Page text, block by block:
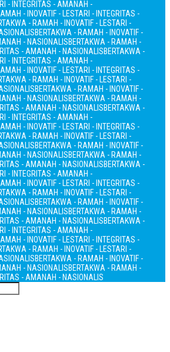
- INTEGRITAS - AMANAH -
- INOVATIF - LESTARI - INTEGRITAS -
- RAMAH - INOVATIF - LESTARI -
BERTAKWA - RAMAH - INOVATIF -
- NASIONALISBERTAKWA - RAMAH -
- AMANAH - NASIONALISBERTAKWA -
- INTEGRITAS - AMANAH -
- INOVATIF - LESTARI - INTEGRITAS -
- RAMAH - INOVATIF - LESTARI -
BERTAKWA - RAMAH - INOVATIF -
- NASIONALISBERTAKWA - RAMAH -
- AMANAH - NASIONALISBERTAKWA -
- INTEGRITAS - AMANAH -
- INOVATIF - LESTARI - INTEGRITAS -
- RAMAH - INOVATIF - LESTARI -
BERTAKWA - RAMAH - INOVATIF -
- NASIONALISBERTAKWA - RAMAH -
- AMANAH - NASIONALISBERTAKWA -
- INTEGRITAS - AMANAH -
- INOVATIF - LESTARI - INTEGRITAS -
- RAMAH - INOVATIF - LESTARI -
BERTAKWA - RAMAH - INOVATIF -
- NASIONALISBERTAKWA - RAMAH -
- AMANAH - NASIONALISBERTAKWA -
- INTEGRITAS - AMANAH -
- INOVATIF - LESTARI - INTEGRITAS -
- RAMAH - INOVATIF - LESTARI -
BERTAKWA - RAMAH - INOVATIF -
- NASIONALISBERTAKWA - RAMAH -
- AMANAH - NASIONALIS